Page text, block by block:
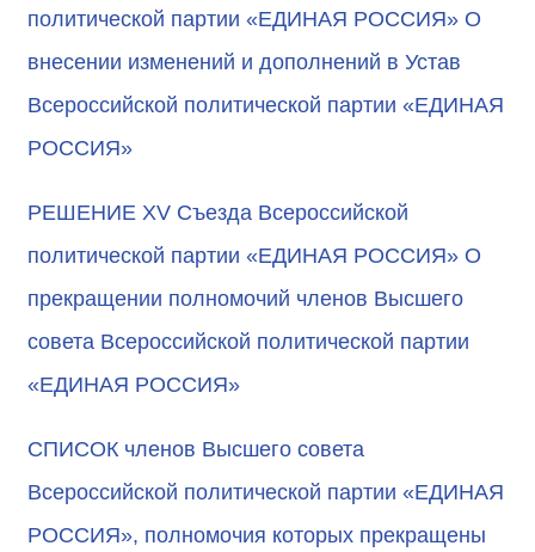
политической партии «ЕДИНАЯ РОССИЯ» О
внесении изменений и дополнений в Устав
Всероссийской политической партии «ЕДИНАЯ
РОССИЯ»
РЕШЕНИЕ XV Съезда Всероссийской
политической партии «ЕДИНАЯ РОССИЯ» О
прекращении полномочий членов Высшего
совета Всероссийской политической партии
«ЕДИНАЯ РОССИЯ»
СПИСОК членов Высшего совета
Всероссийской политической партии «ЕДИНАЯ
РОССИЯ», полномочия которых прекращены